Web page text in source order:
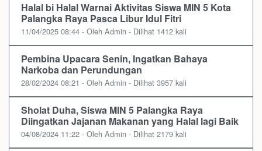
Halal bi Halal Warnai Aktivitas Siswa MIN 5 Kota
Palangka Raya Pasca Libur Idul Fitri
11/04/2025 08:44 - Oleh Admin - Dilihat 1412 kali
Pembina Upacara Senin, Ingatkan Bahaya
Narkoba dan Perundungan
28/02/2024 08:21 - Oleh Admin - Dilihat 3957 kali
Sholat Duha, Siswa MIN 5 Palangka Raya
Diingatkan Jajanan Makanan yang Halal lagi Baik
04/08/2024 11:22 - Oleh Admin - Dilihat 2179 kali